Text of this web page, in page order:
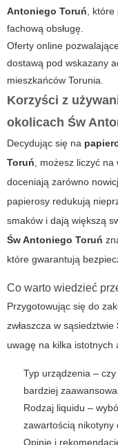
Antoniego Toruń ,
fachową obsługę.
Oferty online
dostawą pod wskazany
mieszkańców Torunia.
Korzyści z
okolicach Św
Decydując się na
Toruń , możesz liczyć
doceniają zarówno
papierosy redukują
smaków i dają większą
Św Antoniego Toruń
które gwarantują
Co warto wiedzieć
Przygotowując się do
zwłaszcza w sąsiedztwie
uwagę na kilka istotnych
Typ urządzenia –
bardziej
Rodzaj liquidu –
zawartością nikotyny
Opinie i